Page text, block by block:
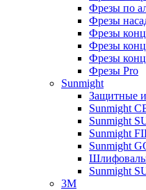
Фрезы по
Фрезы
Фрезы
Фрезы
Фрезы
Фрезы Pro
Sunmight
Защитные
Sunmight
Sunmight
Sunmight
Sunmight
Sunmight
3M